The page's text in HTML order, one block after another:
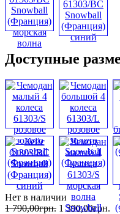
Доступные
Нет в наличии
1 790,00грн. 1 390,00грн.